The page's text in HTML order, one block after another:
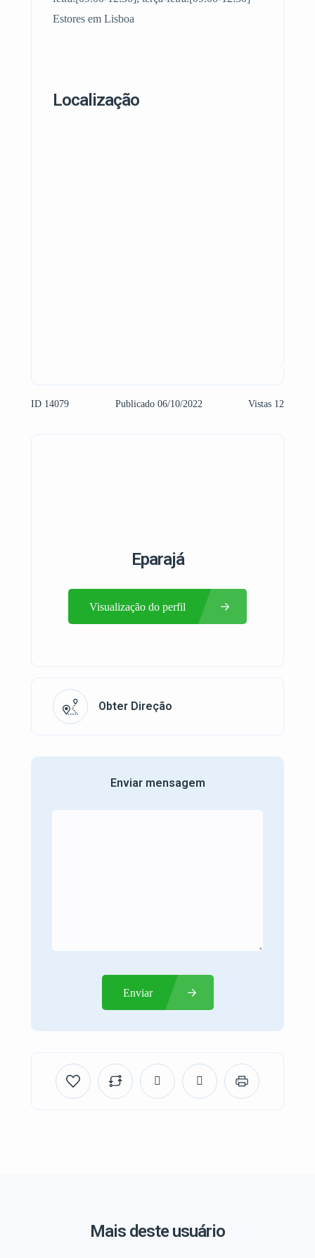
Estores em Lisboa
Localização
ID 14079 Publicado 06/10/2022 Vistas 12
Eparajá
Visualização do perfil
Obter Direção
Enviar mensagem
Enviar
Mais deste usuário